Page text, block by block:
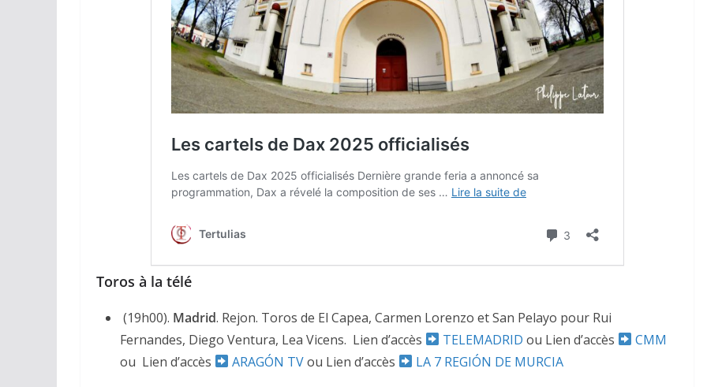
Toros à la télé
(19h00). Madrid. Rejon. Toros de El Capea, Carmen Lorenzo et San Pelayo pour Rui
Fernandes, Diego Ventura, Lea Vicens. Lien d’accès
TELEMADRID ou Lien d’accès
CMM
ou Lien d’accès
ARAGÓN TVou Lien d’accès LA 7 REGIÓN DE MURCIA